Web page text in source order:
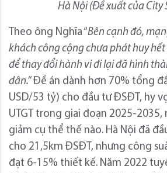
Hà Nội (Đề xuất của City
Theo ông Nghĩa “Bên cạnh đó,
khách công cộng chưa phát huy
để thay đổi hành vi đi lại đã hình
dân.”Đề án dành hơn 70% tổng
USD/53 tỷ) cho đầu tư ĐSĐT, hy
UTGT trong giai đoạn 2025-2035,
giảm cụ thể thế nào. Hà Nội đã
cho 21,5km ĐSĐT, nhưng công
đạt 6-15% thiết kế. Năm 2022